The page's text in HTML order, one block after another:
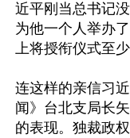
近平刚当总书记
为他一个人举办
上将授衔仪式至
连这样的亲信习
闻》台北支局长
的表现。独裁政